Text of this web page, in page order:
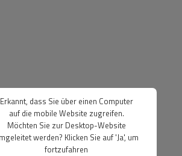
Erkannt, dass Sie über einen Computer
auf die mobile Website zugreifen.
Möchten Sie zur Desktop-Website
werden? Klicken Sie auf 'Ja', um
fortzufahren